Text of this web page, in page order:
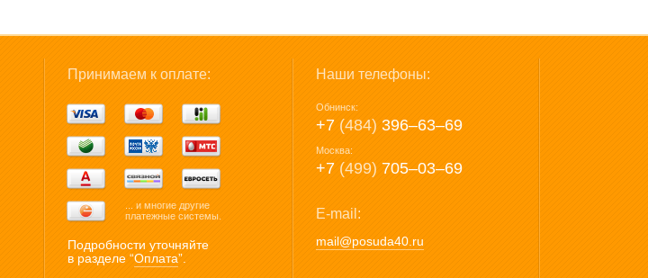
Принимаем к оплате:
... и многие другие
платежные системы.
Подробности уточняйте
в разделе “Оплата”.
Наши телефоны:
Обнинск:
+7 (484) 396‒63‒69
Москва:
+7 (499) 705‒03‒69
E-mail:
mail@posuda40.ru